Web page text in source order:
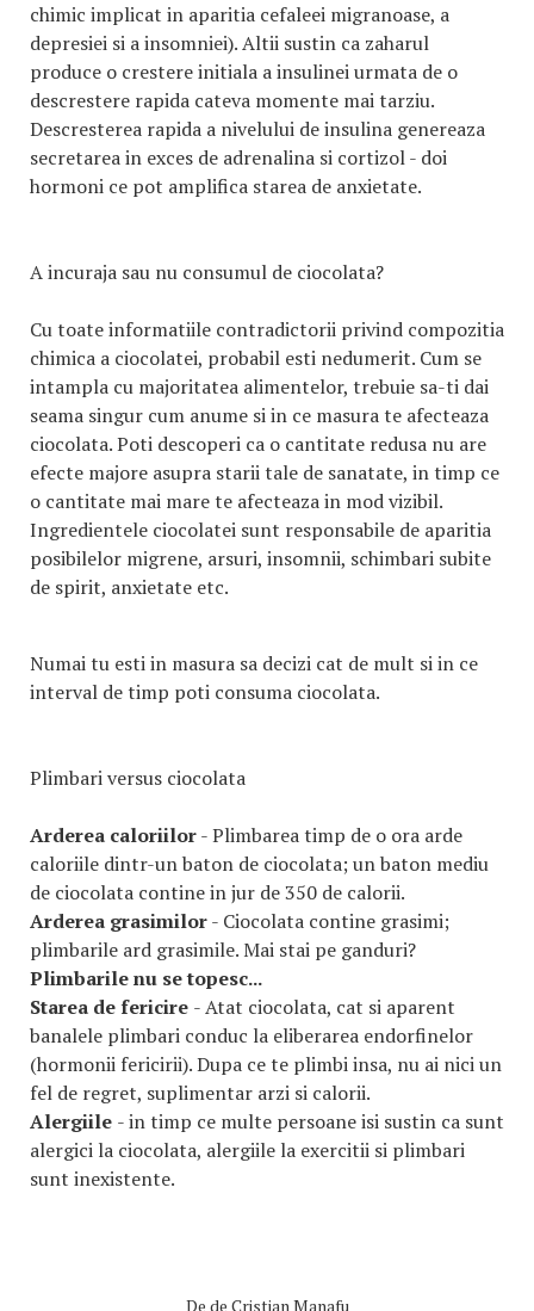
chimic implicat in aparitia cefaleei migranoase, a
depresiei si a insomniei). Altii sustin ca zaharul
produce o crestere initiala a insulinei urmata de o
descrestere rapida cateva momente mai tarziu.
Descresterea rapida a nivelului de insulina genereaza
secretarea in exces de adrenalina si cortizol - doi
hormoni ce pot amplifica starea de anxietate.
A incuraja sau nu consumul de ciocolata?
Cu toate informatiile contradictorii privind compozitia
chimica a ciocolatei, probabil esti nedumerit. Cum se
intampla cu majoritatea alimentelor, trebuie sa-ti dai
seama singur cum anume si in ce masura te afecteaza
ciocolata. Poti descoperi ca o cantitate redusa nu are
efecte majore asupra starii tale de sanatate, in timp ce
o cantitate mai mare te afecteaza in mod vizibil.
Ingredientele ciocolatei sunt responsabile de aparitia
posibilelor migrene, arsuri, insomnii, schimbari subite
de spirit, anxietate etc.
Numai tu esti in masura sa decizi cat de mult si in ce
interval de timp poti consuma ciocolata.
Plimbari versus ciocolata
Arderea caloriilor- Plimbarea timp de o ora arde
caloriile dintr-un baton de ciocolata; un baton mediu
de ciocolata contine in jur de 350 de calorii.
Arderea grasimilor- Ciocolata contine grasimi;
plimbarile ard grasimile. Mai stai pe ganduri?
Plimbarile nu se topesc...
Starea de fericire - Atat ciocolata, cat si aparent
banalele plimbari conduc la eliberarea endorfinelor
(hormonii fericirii). Dupa ce te plimbi insa, nu ai nici un
fel de regret, suplimentar arzi si calorii.
Alergiile - in timp ce multe persoane isi sustin ca sunt
alergici la ciocolata, alergiile la exercitii si plimbari
sunt inexistente.
De de Cristian Manafu